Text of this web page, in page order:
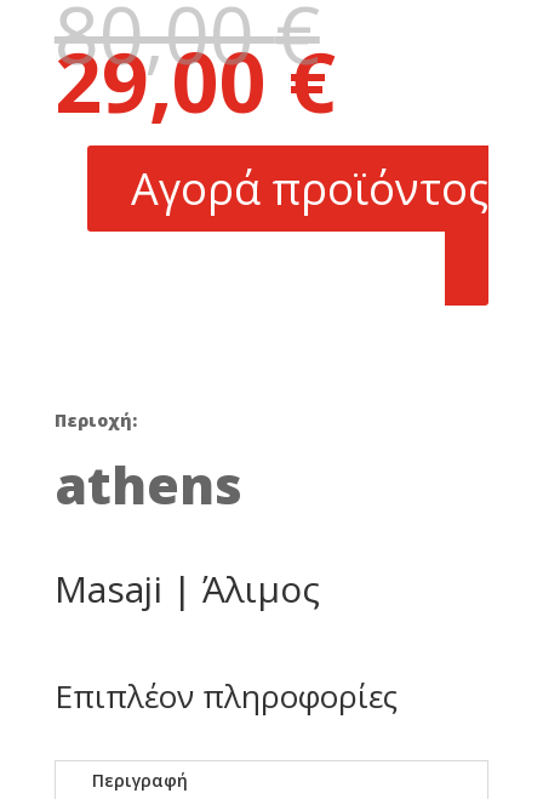
80,00€Original
price
was:
80,00 €.
29,00€τιμή
είναι:
29,00 €.
Αγορά προϊόντος
Περιοχή:
athens
Masaji | Άλιμος
Επιπλέον πληροφορίες
Περιγραφή